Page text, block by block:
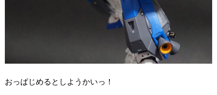
おっぱじめるとしようかいっ！